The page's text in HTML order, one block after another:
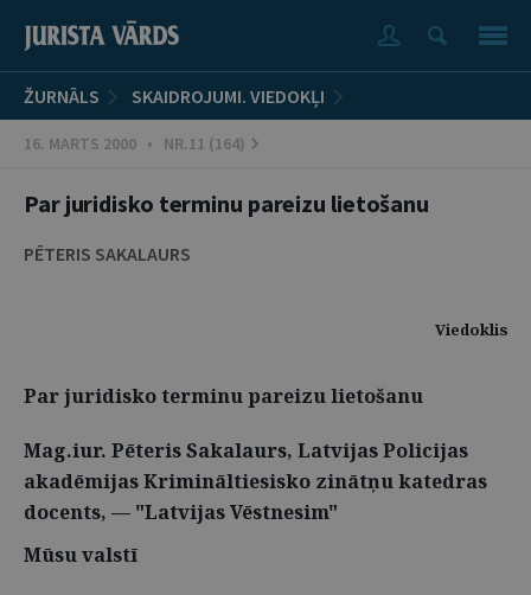
ŽURNĀLS SKAIDROJUMI. VIEDOKĻI
16. MARTS 2000 • NR.11 (164)
Par juridisko terminu pareizu lietošanu
PĒTERIS SAKALAURS
Viedoklis
Par juridisko terminu pareizu lietošanu
Mag.iur. Pēteris Sakalaurs, Latvijas Policijas
akadēmijas Krimināltiesisko zinātņu katedras
docents, — "Latvijas Vēstnesim"
Mūsu valstī